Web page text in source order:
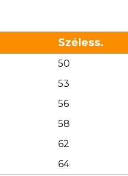
Széless.
50
53
56
58
62
64